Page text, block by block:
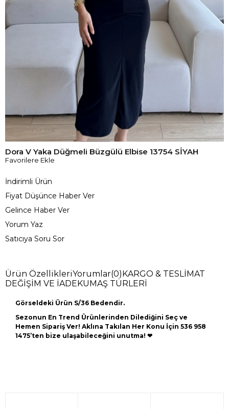
Dora V Yaka Düğmeli Büzgülü Elbise 13754 SİYAH
Favorilere Ekle
İndirimli Ürün
Fiyat Düşünce Haber Ver
Gelince Haber Ver
Yorum Yaz
Satıcıya Soru Sor
Ürün ÖzellikleriYorumlar(0) KARGO & TESLİMAT
DEĞİŞİM VE İADE KUMAŞ TÜRLERİ
Görseldeki Ürün S/36 Bedendir.
Sezonun En Trend Ürünlerinden Dilediğini Seç ve
Hemen Sipariş Ver! Aklına Takılan Her Konu İçin 536 958
1475’ten bize ulaşabileceğini unutma! ❤